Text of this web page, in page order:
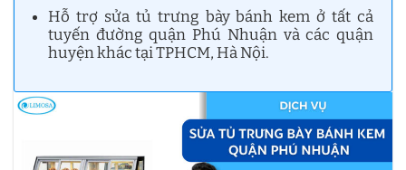
Hỗ trợ sửa tủ trưng bày bánh kem ở tất cả
tuyến đường quận Phú Nhuận và các quận
huyện khác tại TPHCM, Hà Nội.